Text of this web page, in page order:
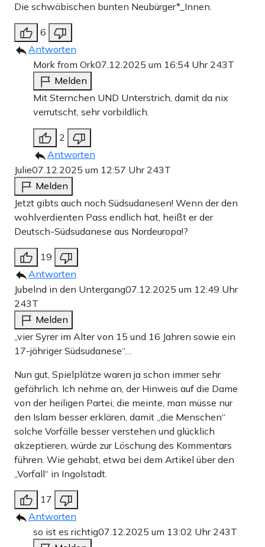
Die schwäbischen bunten Neubürger*_Innen.
6
Antworten
Mork from Ork07.12.2025 um 16:54 Uhr 243T
Melden
Mit Sternchen UND Unterstrich, damit da nix
verrutscht, sehr vorbildlich.
2
Antworten
Julie07.12.2025 um 12:57 Uhr 243T
Melden
Jetzt gibts auch noch Südsudanesen! Wenn der den
wohlverdienten Pass endlich hat, heißt er der
Deutsch-Südsudanese aus Nordeuropa!?
19
Antworten
Jubelnd in den Untergang07.12.2025 um 12:49 Uhr
243T
Melden
„vier Syrer im Alter von 15 und 16 Jahren sowie ein
17-jähriger Südsudanese“…
Nun gut, Spielplätze waren ja schon immer sehr
gefährlich. Ich nehme an, der Hinweis auf die Dame
von der heiligen Partei, die meinte, man müsse nur
den Islam besser erklären, damit „die Menschen“
solche Vorfälle besser verstehen und glücklich
akzeptieren, würde zur Löschung des Kommentars
führen. Wie gehabt, etwa bei dem Artikel über den
„Vorfall“ in Ingolstadt.
17
Antworten
so ist es richtig07.12.2025 um 13:02 Uhr 243T